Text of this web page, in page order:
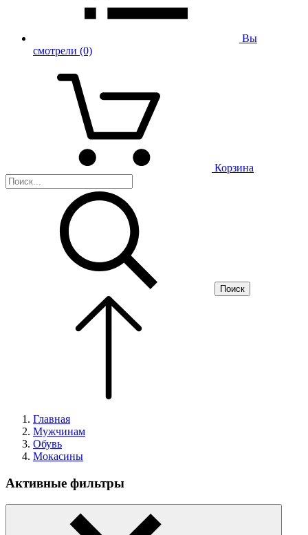
Вы
смотрели (0)
Корзина
Поиск
Главная
Мужчинам
Обувь
Мокасины
Активные фильтры